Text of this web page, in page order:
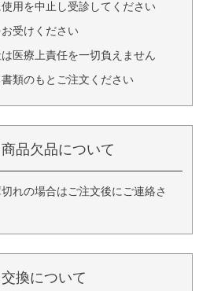
用を中止し受診してください
受けください
医療上責任を一切負えません
類のもとご注文ください
品欠品について
れの場合はご注文後にご連絡さ
換について